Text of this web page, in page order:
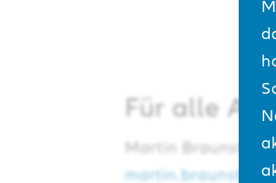
Für alle
Martin